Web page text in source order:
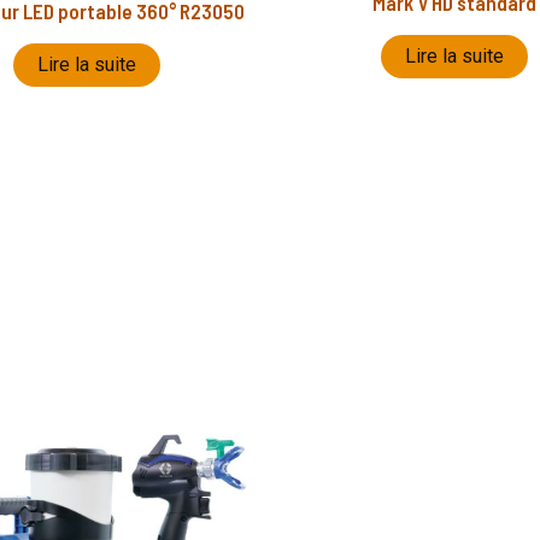
LED portable 360° R23050
Lire la suite Lire la suite